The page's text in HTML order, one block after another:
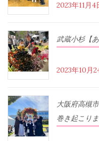
2023年11月4
武蔵小杉【
2023年10月
大阪府高槻
巻き起こり